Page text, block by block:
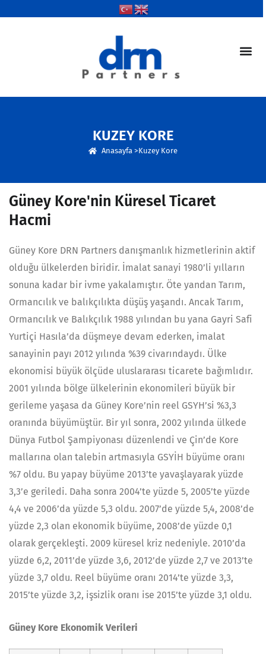
KUZEY KORE
Anasayfa >Kuzey Kore
Güney Kore'nin Küresel Ticaret
Hacmi
Güney Kore DRN Partners danışmanlık hizmetlerinin aktif
olduğu ülkelerden biridir. İmalat sanayi 1980’li yılların
sonuna kadar bir ivme yakalamıştır. Öte yandan Tarım,
Ormancılık ve balıkçılıkta düşüş yaşandı. Ancak Tarım,
Ormancılık ve Balıkçılık 1988 yılından bu yana Gayri Safi
Yurtiçi Hasıla’da düşmeye devam ederken, imalat
sanayinin payı 2012 yılında %39 civarındaydı. Ülke
ekonomisi büyük ölçüde uluslararası ticarete bağımlıdır.
2001 yılında bölge ülkelerinin ekonomileri büyük bir
gerileme yaşasa da Güney Kore’nin reel GSYH’si %3,3
oranında büyümüştür. Bir yıl sonra, 2002 yılında ülkede
Dünya Futbol Şampiyonası düzenlendi ve Çin’de Kore
mallarına olan talebin artmasıyla GSYİH büyüme oranı
%7 oldu. Bu yapay büyüme 2013’te yavaşlayarak yüzde
3,3’e geriledi. Daha sonra 2004’te yüzde 5, 2005’te yüzde
4,4 ve 2006’da yüzde 5,3 oldu. 2007’de yüzde 5,4, 2008’de
yüzde 2,3 olan ekonomik büyüme, 2008’de yüzde 0,1
olarak gerçekleşti. 2009 küresel kriz nedeniyle. 2010’da
yüzde 6,2, 2011’de yüzde 3,6, 2012’de yüzde 2,7 ve 2013’te
yüzde 3,7 oldu. Reel büyüme oranı 2014’te yüzde 3,3,
2015’te yüzde 3,2, işsizlik oranı ise 2015’te yüzde 3,1 oldu.
Güney Kore Ekonomik Verileri